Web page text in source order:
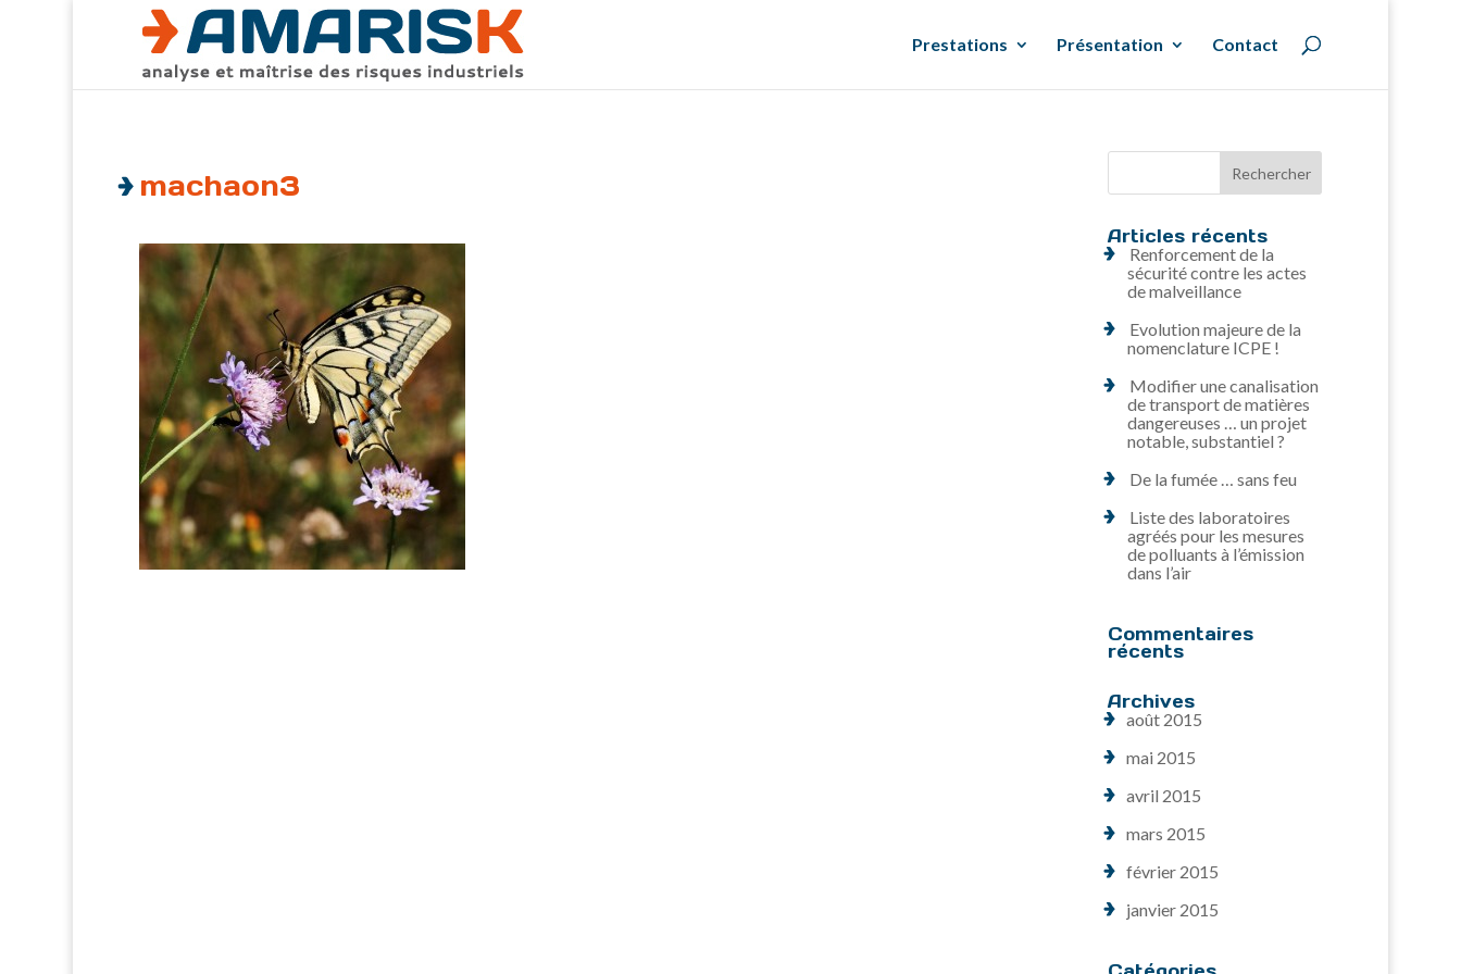
Prestations Présentation Contact
machaon3
Articles récents
Renforcement de la
sécurité contre les actes
de malveillance
Evolution majeure de la
nomenclature ICPE !
Modifier une canalisation
de transport de matières
dangereuses … un projet
notable, substantiel ?
De la fumée … sans feu
Liste des laboratoires
agréés pour les mesures
de polluants à l’émission
dans l’air
Commentaires
récents
Archives
août 2015
mai 2015
avril 2015
mars 2015
février 2015
janvier 2015